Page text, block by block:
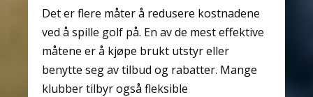
Det er flere måter å redusere kostnadene
ved å spille golf på. En av de mest effektive
måtene er å kjøpe brukt utstyr eller
benytte seg av tilbud og rabatter. Mange
klubber tilbyr også fleksible